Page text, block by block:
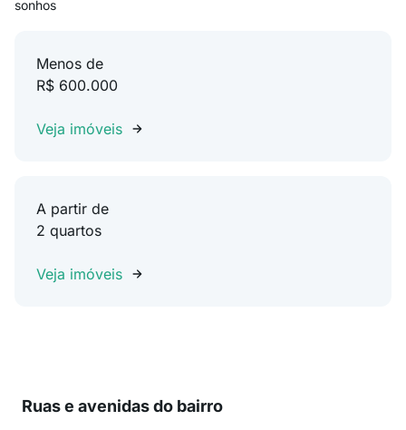
sonhos
Menos de
R$ 600.000
Veja imóveis
A partir de
2 quartos
Veja imóveis
Ruas e avenidas do bairro